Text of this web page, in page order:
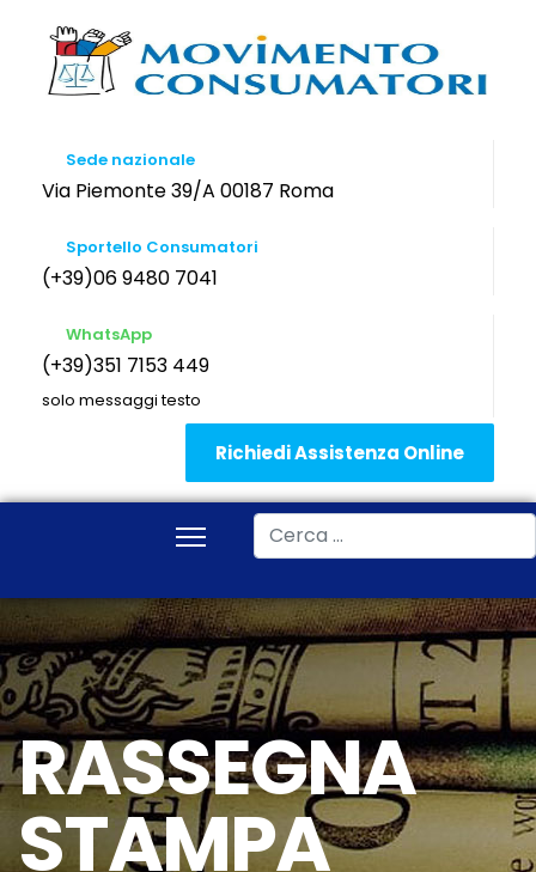
Sede nazionale
Via Piemonte 39/A 00187 Roma
Sportello Consumatori
(+39)06 9480 7041
WhatsApp
(+39)351 7153 449
solo messaggi testo
Richiedi Assistenza Online
Cerca
RASSEGNA
STAMPA